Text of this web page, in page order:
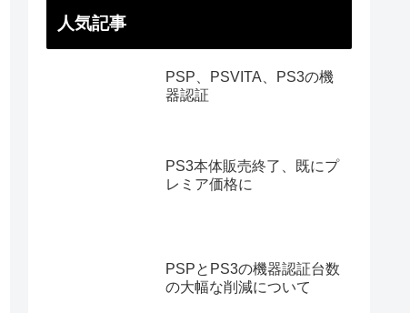
人気記事
PSP、PSVITA、PS3の機
器認証
PS3本体販売終了、既にプ
レミア価格に
PSPとPS3の機器認証台数
の大幅な削減について